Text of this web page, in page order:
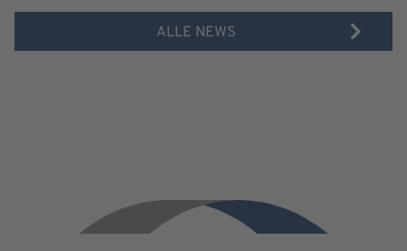
ALLE NEWS